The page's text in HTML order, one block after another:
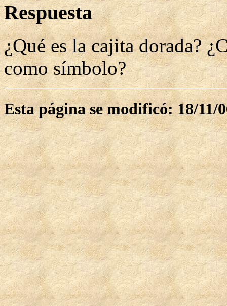
Respuesta
¿Qué es la cajita dorada?
como símbolo?
Esta página se modificó: 18/11/